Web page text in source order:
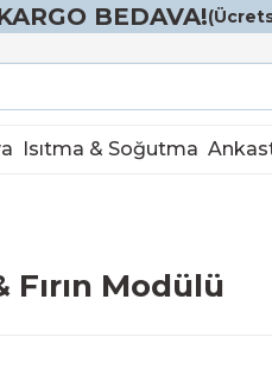
BEDAVA!
Isıtma & Soğutma
Fırın Modülü